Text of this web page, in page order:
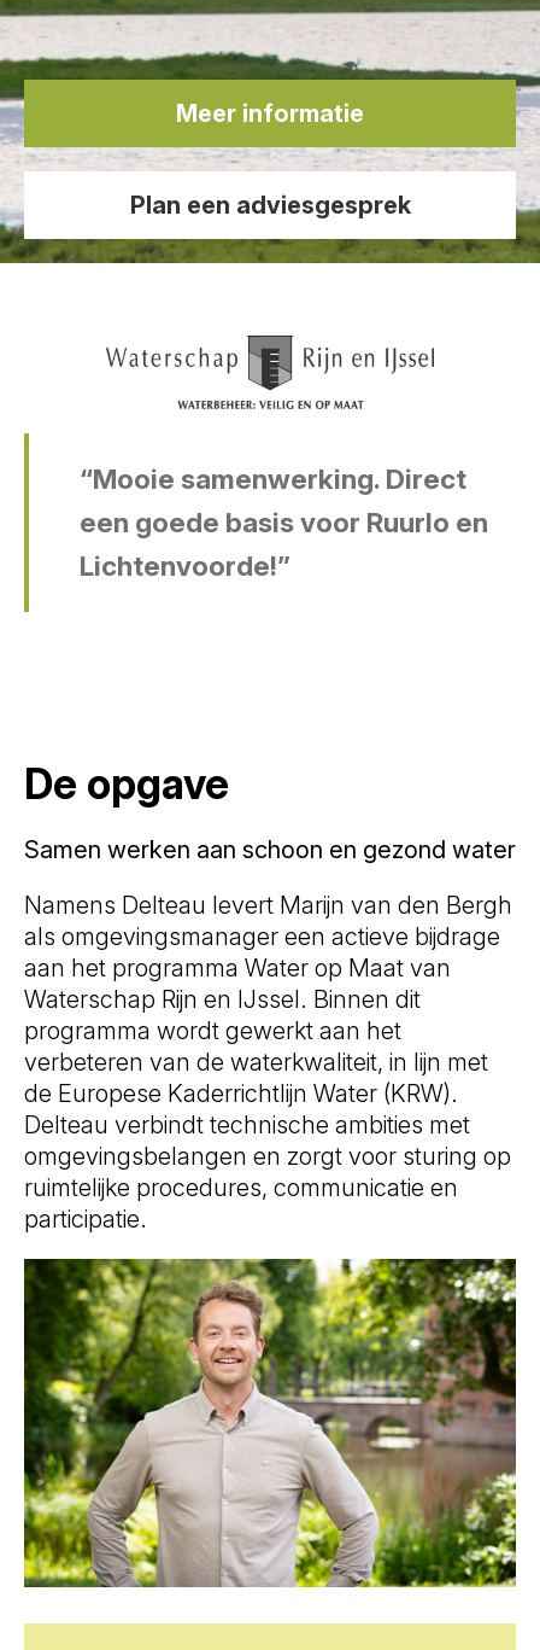
Meer informatie
Plan een adviesgesprek
“Mooie samenwerking. Direct
een goede basis voor Ruurlo en
Lichtenvoorde!”
De opgave
Samen werken aan schoon en gezond water
Namens Delteau levert Marijn van den Bergh
als omgevingsmanager een actieve bijdrage
aan het programma Water op Maat van
Waterschap Rijn en IJssel. Binnen dit
programma wordt gewerkt aan het
verbeteren van de waterkwaliteit, in lijn met
de Europese Kaderrichtlijn Water (KRW).
Delteau verbindt technische ambities met
omgevingsbelangen en zorgt voor sturing op
ruimtelijke procedures, communicatie en
participatie.